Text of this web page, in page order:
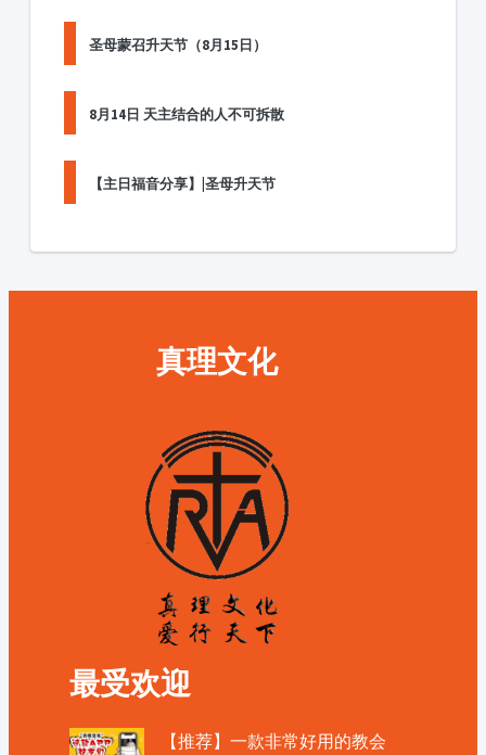
圣母蒙召升天节（8月15日）
8月14日 天主结合的人不可拆散
【主日福音分享】|圣母升天节
真理文化
最受欢迎
【推荐】一款非常好用的教会